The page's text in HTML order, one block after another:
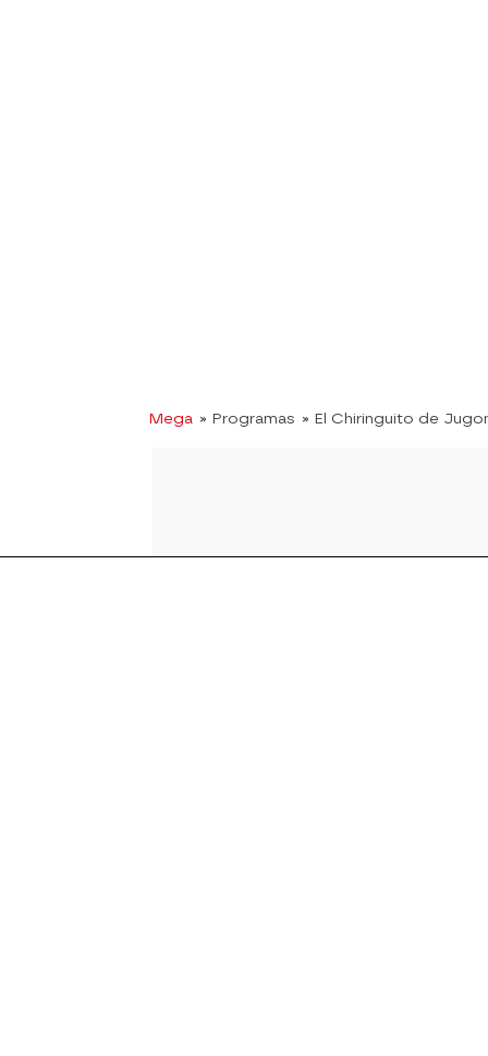
Mega » Programas » El Chiringuito de